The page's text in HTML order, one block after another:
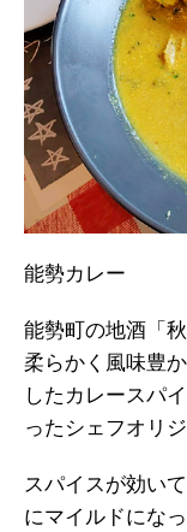
能勢カレー
能勢町の地酒「
柔らかく風味豊
したカレースパ
ったシェフオリ
スパイスが効い
にマイルドにな